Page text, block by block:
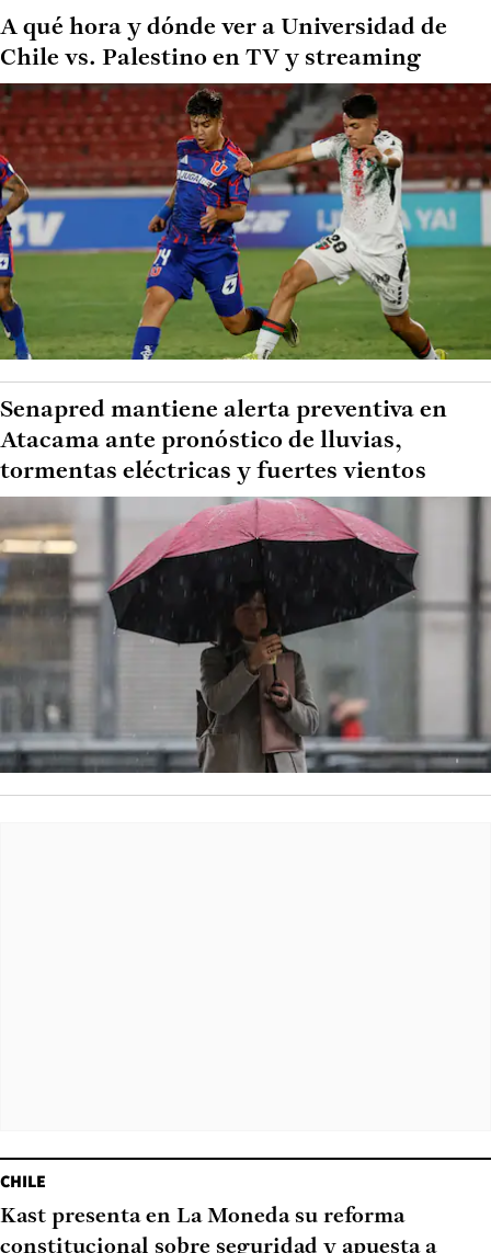
A qué hora y dónde ver a Universidad de
Chile vs. Palestino en TV y streaming
Senapred mantiene alerta preventiva en
Atacama ante pronóstico de lluvias,
tormentas eléctricas y fuertes vientos
CHILE
Kast presenta en La Moneda su reforma
constitucional sobre seguridad y apuesta a